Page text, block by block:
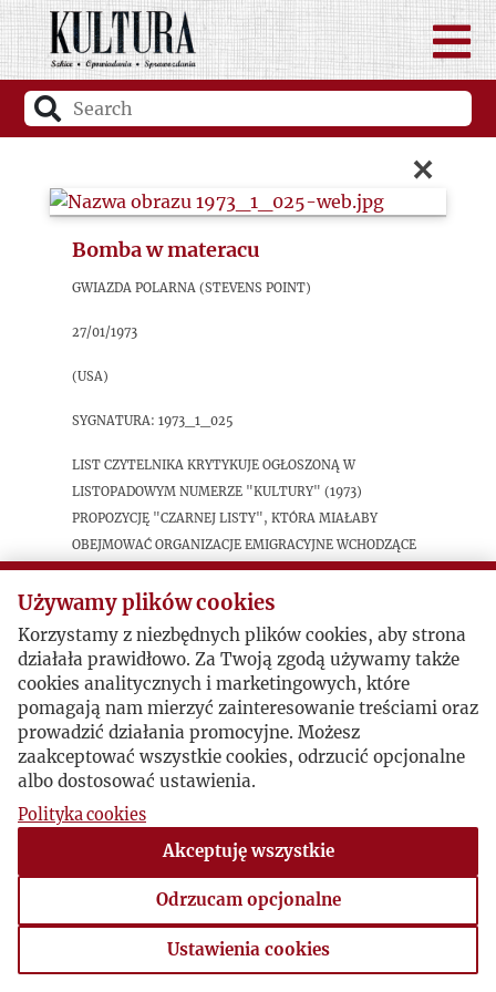
×
Bomba w materacu
Gwiazda Polarna (Stevens Point)
27/01/1973
(USA)
sygnatura: 1973_1_025
List czytelnika krytykuje ogłoszoną w
listopadowym numerze "Kultury" (1973)
propozycję "czarnej listy", która miałaby
obejmować organizacje emigracyjne wchodzące
w zbyt bliskie relacje z "przedstawicielami
warszawskiego reżymu".
Używamy plików cookies
Korzystamy z niezbędnych plików cookies, aby strona
działała prawidłowo. Za Twoją zgodą używamy także
cookies analitycznych i marketingowych, które
pomagają nam mierzyć zainteresowanie treściami oraz
prowadzić działania promocyjne. Możesz
zaakceptować wszystkie cookies, odrzucić opcjonalne
albo dostosować ustawienia.
Polityka cookies
Akceptuję wszystkie
Odrzucam opcjonalne
Ustawienia cookies
Ustawienia cookies